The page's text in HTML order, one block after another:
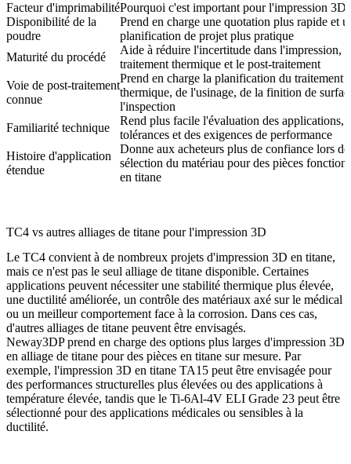
Facteur d'imprimabilitéPourquoi c'est important pour l'impression 3D
Disponibilité de la
poudre
Prend en charge une quotation plus rapide et
planification de projet plus pratique
Maturité du procédé
Aide à réduire l'incertitude dans l'impression,
traitement thermique et le post-traitement
Voie de post-traitement
connue
Prend en charge la planification du traitement
thermique, de l'usinage, de la finition de
l'inspection
Familiarité technique
Rend plus facile l'évaluation des applications,
tolérances et des exigences de performance
Histoire d'application
étendue
Donne aux acheteurs plus de confiance lors
sélection du matériau pour des pièces
en titane
TC4 vs autres alliages de titane pour l'impression 3D
Le TC4 convient à de nombreux projets d'impression 3D en titane,
mais ce n'est pas le seul alliage de titane disponible. Certaines
applications peuvent nécessiter une stabilité thermique plus élevée,
une ductilité améliorée, un contrôle des matériaux axé sur le médical
ou un meilleur comportement face à la corrosion. Dans ces cas,
d'autres alliages de titane peuvent être envisagés.
Neway3DP prend en charge des options plus larges d'impression 3D
en alliage de titane pour des pièces en titane sur mesure. Par
exemple, l'impression 3D en titane TA15 peut être envisagée pour
des performances structurelles plus élevées ou des applications à
température élevée, tandis que le Ti-6Al-4V ELI Grade 23 peut être
sélectionné pour des applications médicales ou sensibles à la
ductilité.